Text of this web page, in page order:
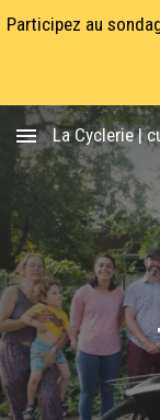
Skip to main
La Cyclerie |